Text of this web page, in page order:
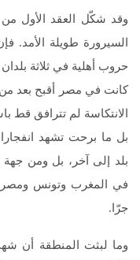
وقد شكّل العقد الأول من
السيرورة طويلة الأمد.
حروب أهلية في ثلاثة
كانت في مصر أقبح بعد من
الانتكاسة لم تترافق قط
بل ما برحت تشهد
بلد إلى آخر، بل ومن جهة
في المغرب وتونس ومصر
جرّا.
وما لبثت المنطقة أن